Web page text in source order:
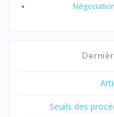
Seuils des